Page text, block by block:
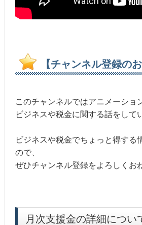
【チャンネル登録のお
このチャンネルではアニメーショ
ビジネスや税金に関する話をして
ビジネスや税金でちょっと得する
ので、
ぜひチャンネル登録をよろしくお
月次支援金の詳細につい